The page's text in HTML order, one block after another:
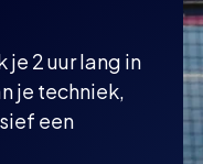
2 uur lang in
je techniek,
een